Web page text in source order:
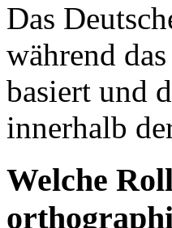
Das
während
basiert und
innerhalb
Welche